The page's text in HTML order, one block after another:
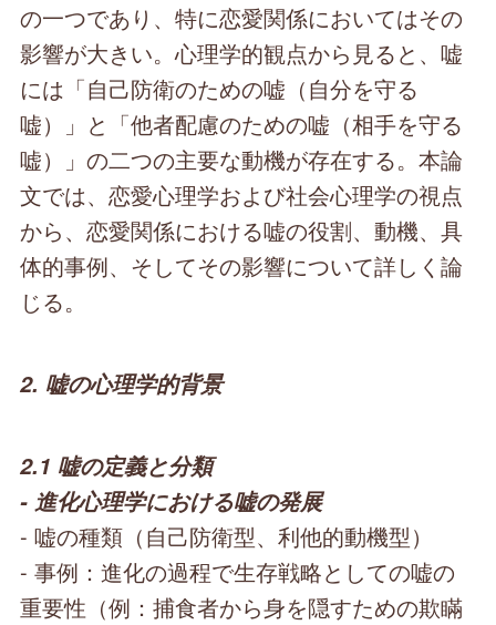
の一つであり、特に恋愛関係においてはその
影響が大きい。心理学的観点から見ると、嘘
には「自己防衛のための嘘（自分を守る
嘘）」と「他者配慮のための嘘（相手を守る
嘘）」の二つの主要な動機が存在する。本論
文では、恋愛心理学および社会心理学の視点
から、恋愛関係における嘘の役割、動機、具
体的事例、そしてその影響について詳しく論
じる。
2. 嘘の心理学的背景
2.1 嘘の定義と分類
- 進化心理学における嘘の発展
- 嘘の種類（自己防衛型、利他的動機型）
- 事例：進化の過程で生存戦略としての嘘の
重要性（例：捕食者から身を隠すための欺瞞